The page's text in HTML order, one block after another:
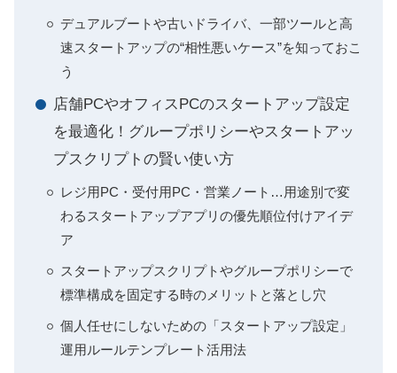
デュアルブートや古いドライバ、一部ツールと高
速スタートアップの“相性悪いケース”を知っておこ
う
店舗PCやオフィスPCのスタートアップ設定
を最適化！グループポリシーやスタートアッ
プスクリプトの賢い使い方
レジ用PC・受付用PC・営業ノート…用途別で変
わるスタートアップアプリの優先順位付けアイデ
ア
スタートアップスクリプトやグループポリシーで
標準構成を固定する時のメリットと落とし穴
個人任せにしないための「スタートアップ設定」
運用ルールテンプレート活用法